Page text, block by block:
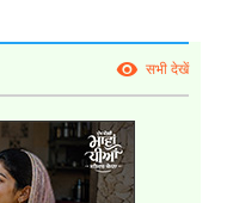
सभी देखें